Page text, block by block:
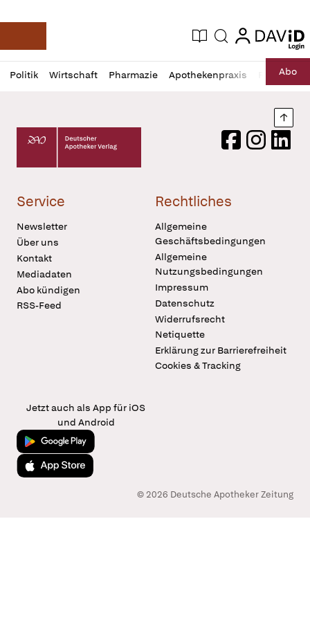
Deutsche Apotheker Zeitung
Aktuelle Ausgabe
Suche login
login
Politik Wirtschaft Pharmazie Apothekenpraxis RechtAbo
Profil
öffnen
Daz
Pur
Deutscher Apotheker Verlag Logo
FacebookInstagram
Service
Newsletter
Über uns
Kontakt
Mediadaten
Abo kündigen
RSS-Feed
Rechtliches
Allgemeine
Geschäftsbedingungen
Allgemeine
Nutzungsbedingungen
Impressum
Datenschutz
Widerrufsrecht
Netiquette
Erklärung zur Barrierefreiheit
Cookies & Tracking
Jetzt auch als App für iOS
und Android
Jetzt bei Google Play
Laden im App Store
© 2026 Deutsche Apotheker Zeitung